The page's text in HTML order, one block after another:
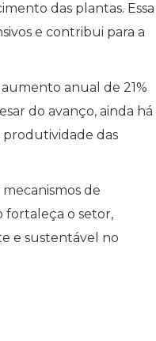
das plantas. Essa
e contribui para a
anual de 21%
do avanço, ainda há
produtividade das
de
fortaleça o setor,
e sustentável no